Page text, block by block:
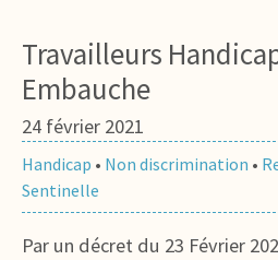
Travailleurs
Embauche
24 février 2021
Handicap • Non discrimination •
Sentinelle
Par un décret du 23 Février